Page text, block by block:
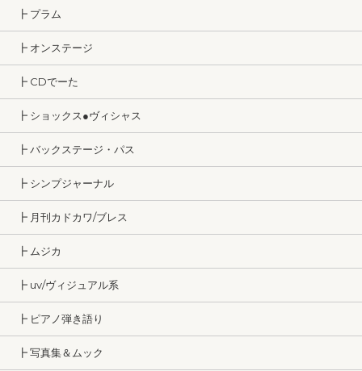
┣ プラム
┣ オンステージ
┣ CDでーた
┣ ショックス●ヴィシャス
┣ バックステージ・パス
┣ シンプジャーナル
┣ 月刊カドカワ/ブレス
┣ ムジカ
┣ uv/ヴィジュアル系
┣ ピアノ弾き語り
┣ 写真集＆ムック